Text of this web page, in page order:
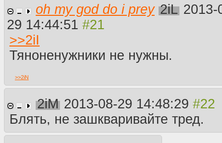
oh my god do i prey 2iL 2013-
29 14:44:51
>>2iI
Тяноненужники не нужны.
>>2iN
2iM 2013-08-29 14:48:29
Блять, не зашкваривайте тред.